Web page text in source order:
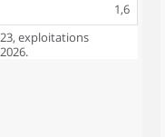
1,6
exploitations